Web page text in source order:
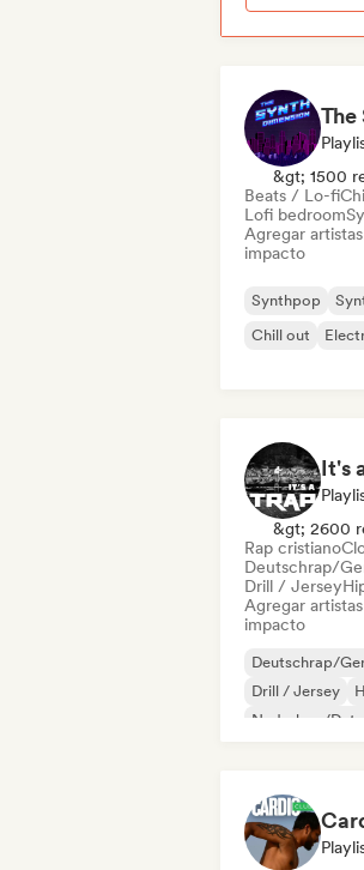
The
&gt; 1500
Beats / Lo-fi
Lofi bedroom
Agregar
impacto
Synthpop
Chill out
&gt; 2600
Rap cristiano
Deutschrap/
Drill / Jersey
Agregar
impacto
Deutschrap/
Drill / Jersey
Nederhop/